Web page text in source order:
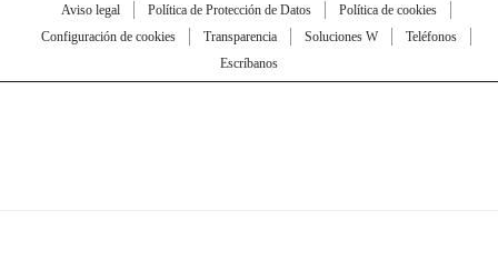
Aviso legal Política de Protección de Datos
Política de cookies
Configuración de cookies
Transparencia Soluciones W
Teléfonos
Escríbanos